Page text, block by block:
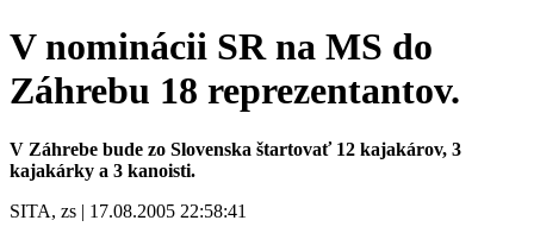
V nominácii SR na MS do
Záhrebu 18 reprezentantov.
V Záhrebe bude zo Slovenska štartovať 12 kajakárov, 3
kajakárky a 3 kanoisti.
SITA, zs | 17.08.2005 22:58:41